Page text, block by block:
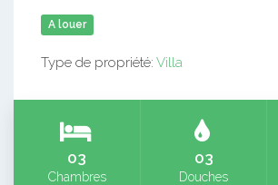
A louer
Type de propriété: Villa
03
Chambres
03
Douches